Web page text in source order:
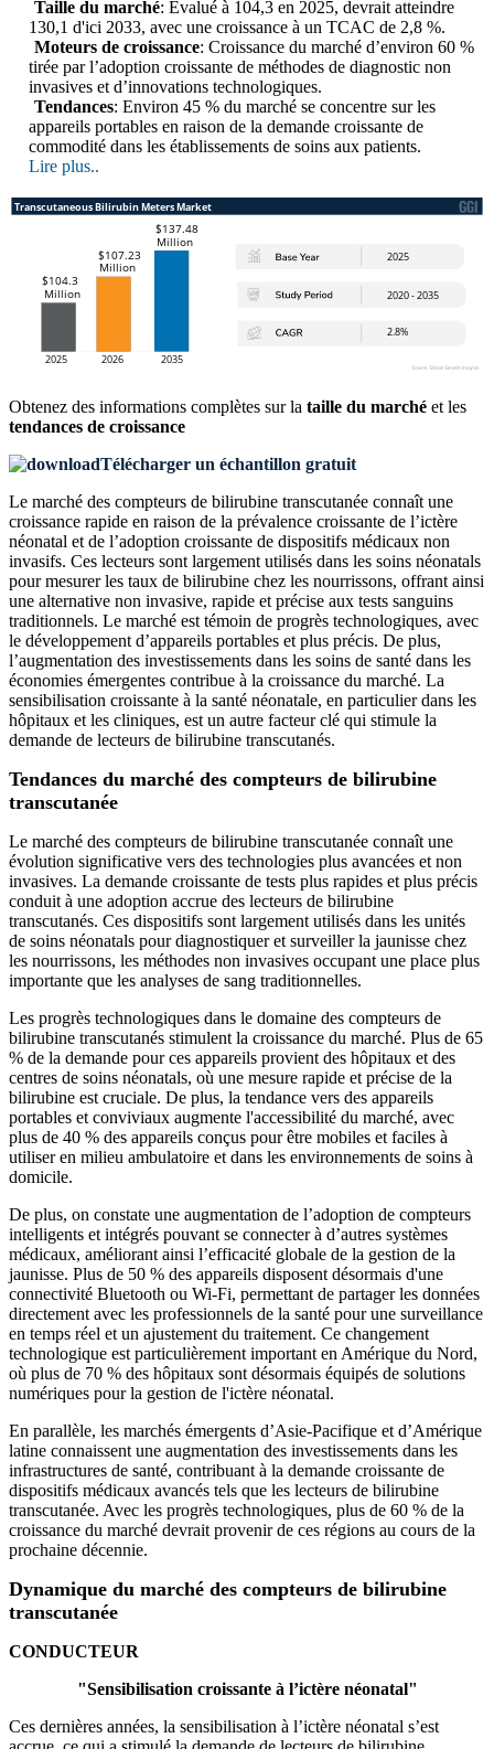
Taille du marché: Évalué à 104,3 en 2025, devrait atteindre
130,1 d'ici 2033, avec une croissance à un TCAC de 2,8 %.
Moteurs de croissance: Croissance du marché d’environ 60 %
tirée par l’adoption croissante de méthodes de diagnostic non
invasives et d’innovations technologiques.
Tendances: Environ 45 % du marché se concentre sur les
appareils portables en raison de la demande croissante de
commodité dans les établissements de soins aux patients.
Lire plus..
Obtenez des informations complètes sur la taille du marché et les
tendances de croissance
Télécharger un échantillon gratuit
Le marché des compteurs de bilirubine transcutanée connaît une
croissance rapide en raison de la prévalence croissante de l’ictère
néonatal et de l’adoption croissante de dispositifs médicaux non
invasifs. Ces lecteurs sont largement utilisés dans les soins néonatals
pour mesurer les taux de bilirubine chez les nourrissons, offrant ainsi
une alternative non invasive, rapide et précise aux tests sanguins
traditionnels. Le marché est témoin de progrès technologiques, avec
le développement d’appareils portables et plus précis. De plus,
l’augmentation des investissements dans les soins de santé dans les
économies émergentes contribue à la croissance du marché. La
sensibilisation croissante à la santé néonatale, en particulier dans les
hôpitaux et les cliniques, est un autre facteur clé qui stimule la
demande de lecteurs de bilirubine transcutanés.
Tendances du marché des compteurs de bilirubine
transcutanée
Le marché des compteurs de bilirubine transcutanée connaît une
évolution significative vers des technologies plus avancées et non
invasives. La demande croissante de tests plus rapides et plus précis
conduit à une adoption accrue des lecteurs de bilirubine
transcutanés. Ces dispositifs sont largement utilisés dans les unités
de soins néonatals pour diagnostiquer et surveiller la jaunisse chez
les nourrissons, les méthodes non invasives occupant une place plus
importante que les analyses de sang traditionnelles.
Les progrès technologiques dans le domaine des compteurs de
bilirubine transcutanés stimulent la croissance du marché. Plus de 65
% de la demande pour ces appareils provient des hôpitaux et des
centres de soins néonatals, où une mesure rapide et précise de la
bilirubine est cruciale. De plus, la tendance vers des appareils
portables et conviviaux augmente l'accessibilité du marché, avec
plus de 40 % des appareils conçus pour être mobiles et faciles à
utiliser en milieu ambulatoire et dans les environnements de soins à
domicile.
De plus, on constate une augmentation de l’adoption de compteurs
intelligents et intégrés pouvant se connecter à d’autres systèmes
médicaux, améliorant ainsi l’efficacité globale de la gestion de la
jaunisse. Plus de 50 % des appareils disposent désormais d'une
connectivité Bluetooth ou Wi-Fi, permettant de partager les données
directement avec les professionnels de la santé pour une surveillance
en temps réel et un ajustement du traitement. Ce changement
technologique est particulièrement important en Amérique du Nord,
où plus de 70 % des hôpitaux sont désormais équipés de solutions
numériques pour la gestion de l'ictère néonatal.
En parallèle, les marchés émergents d’Asie-Pacifique et d’Amérique
latine connaissent une augmentation des investissements dans les
infrastructures de santé, contribuant à la demande croissante de
dispositifs médicaux avancés tels que les lecteurs de bilirubine
transcutanée. Avec les progrès technologiques, plus de 60 % de la
croissance du marché devrait provenir de ces régions au cours de la
prochaine décennie.
Dynamique du marché des compteurs de bilirubine
transcutanée
CONDUCTEUR
"Sensibilisation croissante à l’ictère néonatal"
Ces dernières années, la sensibilisation à l’ictère néonatal s’est